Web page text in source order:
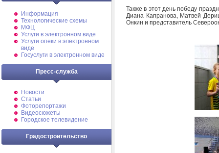
Информация
Технологические схемы
МФЦ
Услуги в электронном виде
Услуги опеки в электронном
виде
Госуслуги в электронном виде
Пресс-служба
Новости
Статьи
Фоторепортажи
Видеосюжеты
Городское телевидение
Градостроительство
Также в этот день победу
Диана Капранова, Матвей
Онкин и представитель